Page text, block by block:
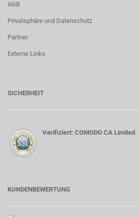
AGB
Privatsphäre und Datenschutz
Partner
Externe Links
SICHERHEIT
Verifiziert: COMODO CA Limited
KUNDENBEWERTUNG